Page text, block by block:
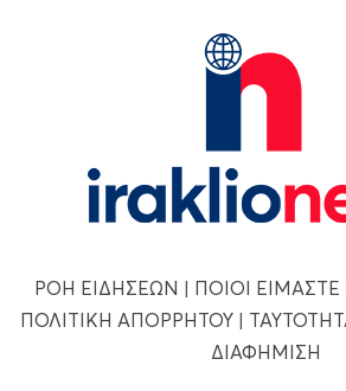
ΡΟΗ ΕΙΔΗΣΕΩΝ | ΠΟΙΟΙ ΕΙΜΑΣΤΕ
ΠΟΛΙΤΙΚΗ ΑΠΟΡΡΗΤΟΥ|
ΔΙΑΦΗΜΙΣΗ